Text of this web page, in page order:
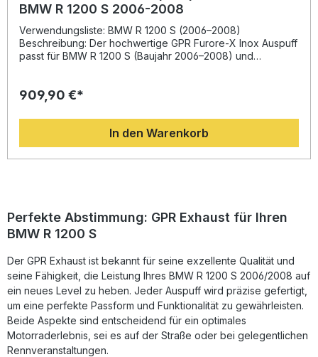
BMW R 1200 S 2006-2008
Verwendungsliste: BMW R 1200 S (2006–2008)
Beschreibung: Der hochwertige GPR Furore-X Inox Auspuff
passt für BMW R 1200 S (Baujahr 2006–2008) und
langjährigen MotoGP-Erfahrung von GPR, sorgt dieser Slip-
und Leistung und reduziert gleichzeitig das Gewicht im
Vergleich zur Serienanlage. Durch die mitgelieferten,
herausnehmbaren db-Killer genießen Sie einen sportlichen,
aber straßenzugelassenen Sound. Der aus Edelstahl
Qualität und Optik legen. Die Installation erfolgt Plug & Play,
alle benötigten fahrzeugspezifischen Halterungen und
Verbindungselemente sind im Lieferumfang enthalten.
Straßenzulassung Spürbare Leistungssteigerung und
Gewichtsreduktion gegenüber der Serie Herausnehmbare
db-Killer für variablen Sound Einfache Montage durch
Plug-&-Play-Prinzip Hergestellt in Italien – hohe GPR
Qualität Lieferumfang: Auspuffanlage GPR Furore-X Inox
(Dual Slip-On) Herausnehmbare db-Killer
Verbindungsrohre (Link Pipes) Fahrzeugspezifische
Halterungen Montagezubehör
909,90 €*
In den Warenkorb
Perfekte Abstimmung: GPR Exhaust für Ihren
BMW R 1200 S
Der GPR Exhaust ist bekannt für seine exzellente Qualität und
seine Fähigkeit, die Leistung Ihres BMW R 1200 S 2006/2008 auf
ein neues Level zu heben. Jeder Auspuff wird präzise gefertigt,
um eine perfekte Passform und Funktionalität zu gewährleisten.
Beide Aspekte sind entscheidend für ein optimales
Motorraderlebnis, sei es auf der Straße oder bei gelegentlichen
Rennveranstaltungen.